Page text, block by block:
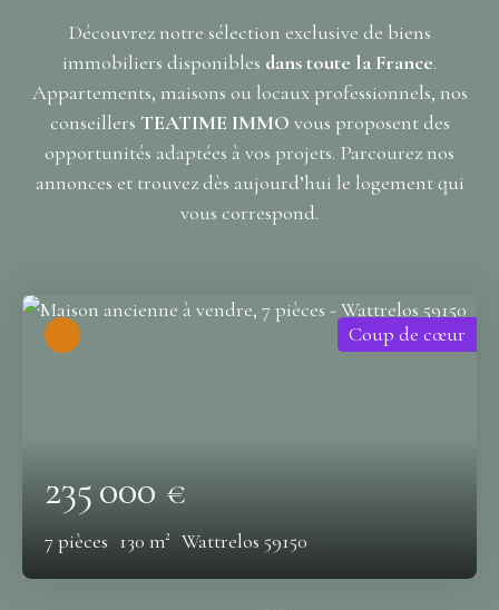
Découvrez notre sélection exclusive de biens
immobiliers disponibles dans toute la France.
Appartements, maisons ou locaux professionnels, nos
conseillers TEATIME IMMO vous proposent des
opportunités adaptées à vos projets. Parcourez nos
annonces et trouvez dès aujourd’hui le logement qui
vous correspond.
235 000 €
7 pièces 130 m² Wattrelos 59150
Coup de cœur